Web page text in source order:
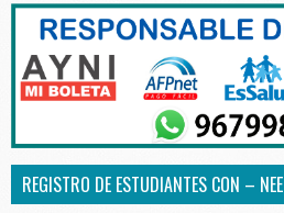
REGISTRO DE ESTUDIANTES CON – NEE